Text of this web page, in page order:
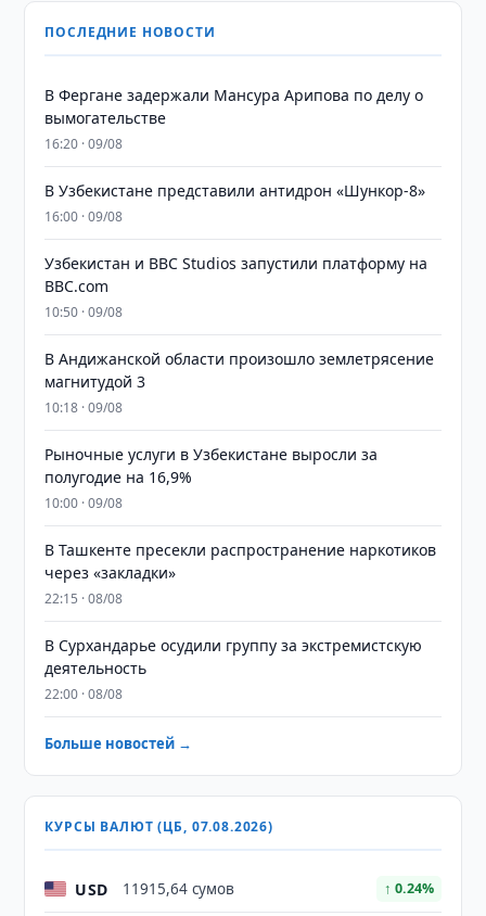
ПОСЛЕДНИЕ НОВОСТИ
В Фергане задержали Мансура Арипова по делу о
вымогательстве
16:20 · 09/08
В Узбекистане представили антидрон «Шункор-8»
16:00 · 09/08
Узбекистан и BBC Studios запустили платформу на
BBC.com
10:50 · 09/08
В Андижанской области произошло землетрясение
магнитудой 3
10:18 · 09/08
Рыночные услуги в Узбекистане выросли за
полугодие на 16,9%
10:00 · 09/08
В Ташкенте пресекли распространение наркотиков
через «закладки»
22:15 · 08/08
В Сурхандарье осудили группу за экстремистскую
деятельность
22:00 · 08/08
Больше новостей →
КУРСЫ ВАЛЮТ (ЦБ, 07.08.2026)
USD 11915,64 сумов ↑ 0.24%